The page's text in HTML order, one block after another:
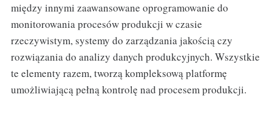
między innymi zaawansowane oprogramowanie do
monitorowania procesów produkcji w czasie
rzeczywistym, systemy do zarządzania jakością czy
rozwiązania do analizy danych produkcyjnych. Wszystkie
te elementy razem, tworzą kompleksową platformę
umożliwiającą pełną kontrolę nad procesem produkcji.